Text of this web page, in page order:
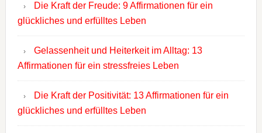
Die Kraft der Freude: 9 Affirmationen für ein
glückliches und erfülltes Leben
Gelassenheit und Heiterkeit im Alltag: 13
Affirmationen für ein stressfreies Leben
Die Kraft der Positivität: 13 Affirmationen für ein
glückliches und erfülltes Leben